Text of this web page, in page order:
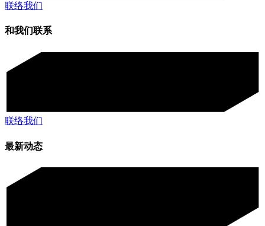
联络我们
和我们联系
联络我们
最新动态